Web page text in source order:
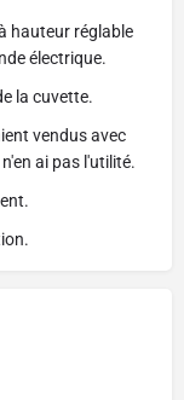
hauteur réglable
électrique.
la cuvette.
vendus avec
ai pas l'utilité.